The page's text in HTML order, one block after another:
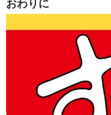
おわりに